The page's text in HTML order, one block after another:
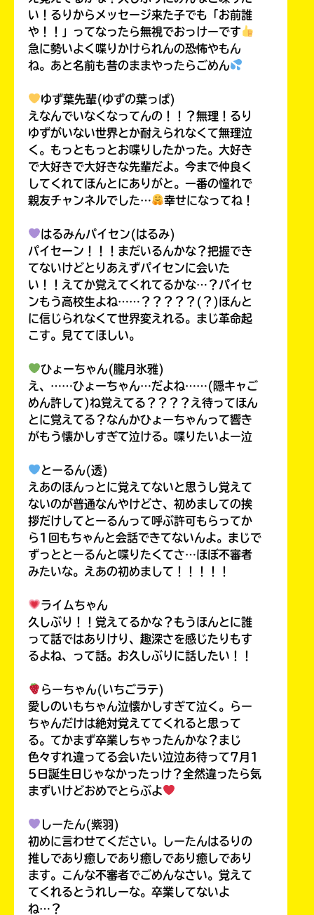
い！るりからメッセージ来た子でも「お前誰
や！！」ってなったら無視でおっけーです
急に勢いよく喋りかけられんの恐怖やもん
ね。あと名前も昔のままやったらごめん
ゆず葉先輩(ゆずの葉っぱ)
えなんでいなくなってんの！！？無理！るり
ゆずがいない世界とか耐えられなくて無理泣
く。もっともっとお喋りしたかった。大好き
で大好きで大好きな先輩だよ。今まで仲良く
してくれてほんとにありがと。一番の憧れで
親友チャンネルでした…
幸せになってね！
はるみんパイセン(はるみ)
パイセーン！！！まだいるんかな？把握でき
てないけどとりあえずパイセンに会いた
い！！えてか覚えてくれてるかな…？パイセ
ンもう高校生よね……？？？？？(？)ほんと
に信じられなくて世界変えれる。まじ革命起
こす。見ててほしい。
ひょーちゃん(朧月氷雅)
え、……ひょーちゃん…だよね……(隠キャご
めん許して)ね覚えてる？？？？え待ってほん
とに覚えてる？なんかひょーちゃんって響き
がもう懐かしすぎて泣ける。喋りたいよー泣
とーるん(透)
えあのほんっとに覚えてないと思うし覚えて
ないのが普通なんやけどさ、初めましての挨
拶だけしてとーるんって呼ぶ許可もらってか
ら1回もちゃんと会話できてないんよ。まじで
ずっととーるんと喋りたくてさ…ほぼ不審者
みたいな。えあの初めまして！！！！！
ライムちゃん
久しぶり！！覚えてるかな？もうほんとに誰
って話ではありけり、趣深さを感じたりもす
るよね、って話。お久しぶりに話したい！！
らーちゃん(いちごラテ)
愛しのいもちゃん泣懐かしすぎて泣く。らー
ちゃんだけは絶対覚えててくれると思って
る。てかまず卒業しちゃったんかな？まじ
色々すれ違ってる会いたい泣泣あ待って7月1
5日誕生日じゃなかったっけ？全然違ったら気
まずいけどおめでとらぶよ
しーたん(紫羽)
初めに言わせてください。しーたんはるりの
推しであり癒しであり癒しであり癒しであり
ます。こんな不審者でごめんなさい。覚えて
てくれるとうれしーな。卒業してないよ
ね…？